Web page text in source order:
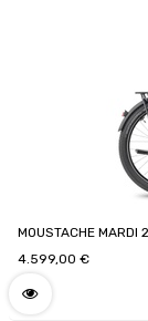
MOUSTACHE
4.599,00 €